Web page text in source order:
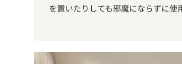
を置いたりしても邪魔にならずに使